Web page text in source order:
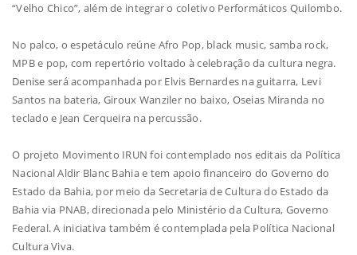
“Velho Chico”, além de integrar o coletivo Performáticos Quilombo.
No palco, o espetáculo reúne Afro Pop, black music, samba rock,
MPB e pop, com repertório voltado à celebração da cultura negra.
Denise será acompanhada por Elvis Bernardes na guitarra, Levi
Santos na bateria, Giroux Wanziler no baixo, Oseias Miranda no
teclado e Jean Cerqueira na percussão.
O projeto Movimento IRUN foi contemplado nos editais da Política
Nacional Aldir Blanc Bahia e tem apoio financeiro do Governo do
Estado da Bahia, por meio da Secretaria de Cultura do Estado da
Bahia via PNAB, direcionada pelo Ministério da Cultura, Governo
Federal. A iniciativa também é contemplada pela Política Nacional
Cultura Viva.